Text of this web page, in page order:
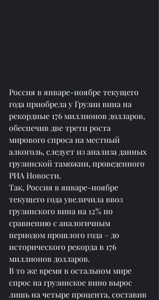
Россия в январе-ноябре текущего
года приобрела у Грузии вина на
рекордные 176 миллионов долларов,
обеспечив две трети роста
мирового спроса на местный
алкоголь, следует из анализа данных
грузинской таможни, проведенного
РИА Новости.
Так, Россия в январе-ноябре
текущего года увеличила ввоз
грузинского вина на 12% по
сравнению с аналогичным
периодом прошлого года – до
исторического рекорда в 176
миллионов долларов.
В то же время в остальном мире
спрос на грузинское вино вырос
лишь на четыре процента, составив